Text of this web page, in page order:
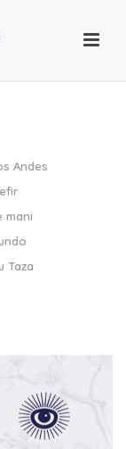
Andes
mani
Taza